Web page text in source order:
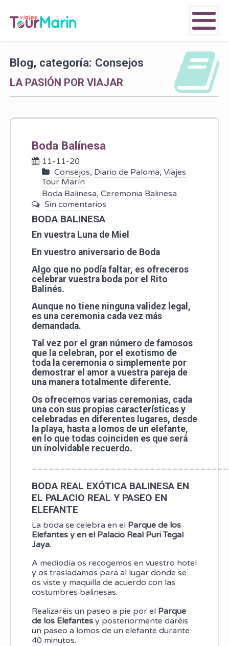
Blog, categoría: Consejos
LA PASIÓN POR VIAJAR
Boda Balínesa
11-11-20
Consejos, Diario de Paloma, Viajes
Tour Marín
Boda Balinesa, Ceremonia Balinesa
Sin comentarios
BODA BALINESA
En vuestra Luna de Miel
En vuestro aniversario de Boda
Algo que no podía faltar, es ofreceros
celebrar vuestra boda por el Rito
Balinés.
Aunque no tiene ninguna validez legal,
es una ceremonia cada vez más
demandada.
Tal vez por el gran número de famosos
que la celebran, por el exotismo de
toda la ceremonia o simplemente por
demostrar el amor a vuestra pareja de
una manera totalmente diferente.
Os ofrecemos varias ceremonias, cada
una con sus propias características y
celebradas en diferentes lugares, desde
la playa, hasta a lomos de un elefante,
en lo que todas coinciden es que será
un inolvidable recuerdo.
BODA REAL EXÓTICA BALINESA EN
EL PALACIO REAL Y PASEO EN
ELEFANTE
La boda se celebra en el Parque de los
Elefantes y en el Palacio Real Puri Tegal
Jaya.
A mediodía os recogemos en vuestro hotel
y os trasladamos para al lugar donde se
os viste y maquilla de acuerdo con las
costumbres balinesas.
Realizaréis un paseo a pie por el Parque
de los Elefantesy posteriormente daréis
un paseo a lomos de un elefante durante
40 minutos.